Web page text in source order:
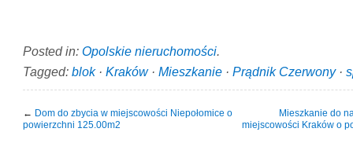
Posted in: Opolskie nieruchomości.
Tagged: blok· Kraków· Mieszkanie · Prądnik Czerwony·
← Dom do zbycia w miejscowości Niepołomice o
powierzchni 125.00m2
Mieszkanie do
miejscowości Kraków o